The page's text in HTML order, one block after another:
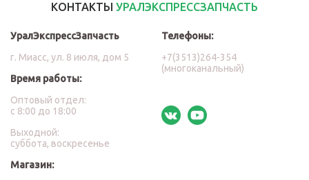
КОНТАКТЫ УРАЛЭКСПРЕССЗАПЧАСТЬ
УралЭкспрессЗапчасть
г. Миасс, ул. 8 июля, дом 5
Время работы:
Оптовый отдел:
с 8:00 до 18:00
Выходной:
суббота, воскресенье
Магазин:
Телефоны:
+7(3513)264-354
(многоканальный)